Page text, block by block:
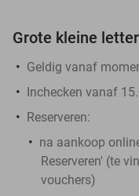
Grote kleine
Geldig vanaf
Inchecken vanaf
Reserveren:
na aankoop
Reserveren' (te
vouchers)